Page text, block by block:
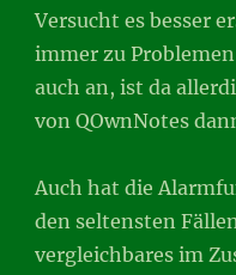
Versucht es besser
immer zu
auch an, ist da
von QOwnNotes
Auch hat die
den seltensten
vergleichbares im